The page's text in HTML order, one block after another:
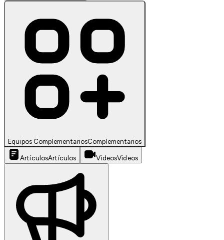
Equipos ComplementariosComplementarios
ArtículosArtículos VideosVideos